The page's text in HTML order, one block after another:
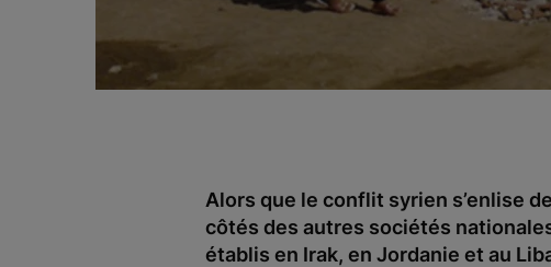
Alors que le conflit syrien s’enlise
côtés des autres sociétés
établis en Irak, en Jordanie et au